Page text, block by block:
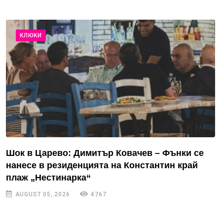
КЛЮКИ
Шок в Царево: Димитър Ковачев – Фънки се
нанесе в резиденцията на Константин край
плаж „Нестинарка“
AUGUST 05, 2026 4767